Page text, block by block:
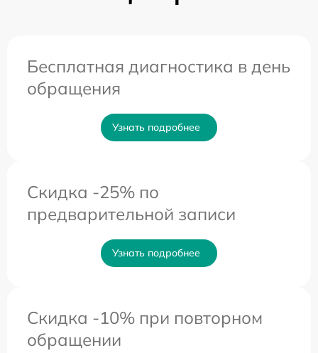
Бесплатная диагностика в день
обращения
Узнать подробнее
Скидка -25% по
предварительной записи
Узнать подробнее
Скидка -10% при повторном
обращении